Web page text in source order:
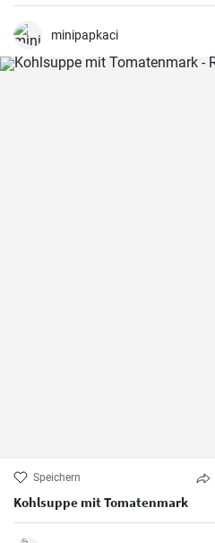
minipapkaci
Speichern
Kohlsuppe mit Tomatenmark